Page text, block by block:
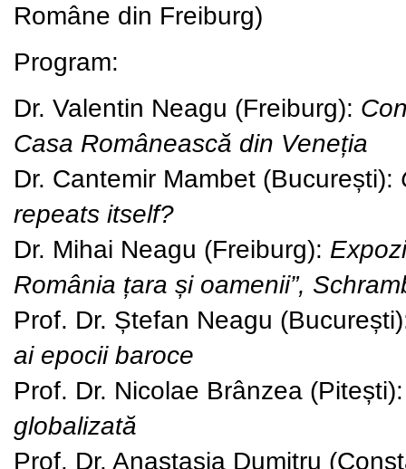
Române din Freiburg)
Program:
Dr. Valentin Neagu (Freiburg):
Casa Românească din Veneția
Dr. Cantemir Mambet (București):
repeats itself?
Dr. Mihai Neagu (Freiburg):
România țara și oamenii”,
Prof. Dr. Ștefan Neagu
ai epocii baroce
Prof. Dr. Nicolae Brânzea (Pitești):
globalizată
Prof. Dr. Anastasia Dumitru